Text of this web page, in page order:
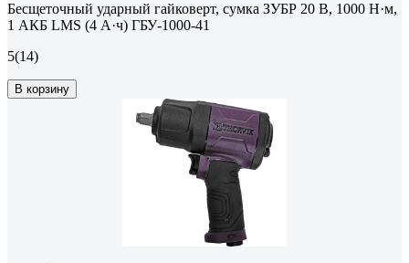
Бесщеточный ударный гайковерт, сумка ЗУБР 20 В, 1000 Н·м,
1 АКБ LMS (4 А·ч) ГБУ-1000-41
5(14)
В корзину